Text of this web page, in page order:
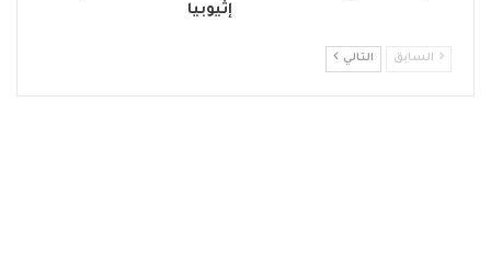
إثيوبيا
السابق التالي